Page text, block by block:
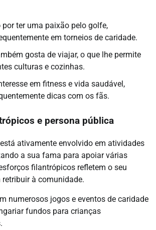
por ter uma paixão pelo golfe,
em torneios de caridade.
gosta de viajar, o que lhe permite
culturas e cozinhas.
em fitness e vida saudável,
dicas com os fãs.
e persona pública
ativamente envolvido em atividades
a sua fama para apoiar várias
filantrópicos refletem o seu
à comunidade.
numerosos jogos e eventos de caridade
fundos para crianças